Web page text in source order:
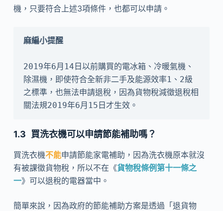
機，只要符合上述3項條件，也都可以申請。
麻編小提醒
2019年6月14日以前購買的電冰箱、冷暖氣機、
除濕機，即使符合全新非二手及能源效率1、2級
之標準，也無法申請退稅，因為貨物稅減徵退稅相
關法規2019年6月15日才生效。
買洗衣機可以申請節能補助嗎？
買洗衣機不能申請節能家電補助，因為洗衣機原本就沒
有被課徵貨物稅，所以不在《貨物稅條例第十一條之
一》可以退稅的電器當中。
簡單來說，因為政府的節能補助方案是透過「退貨物